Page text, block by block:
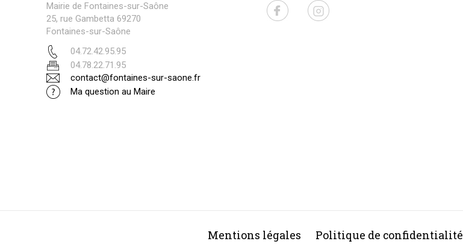
Mairie de Fontaines-sur-Saône
25, rue Gambetta 69270
Fontaines-sur-Saône
04.72.42.95.95
04.78.22.71.95
contact@fontaines-sur-saone.fr
Ma question au Maire
Mentions légales Politique de confidentialité